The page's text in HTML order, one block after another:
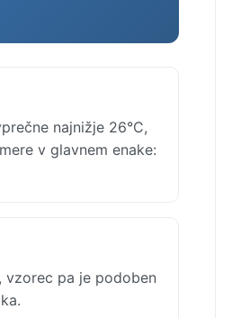
najnižje 26°C,
v glavnem enake:
vzorec pa je podoben